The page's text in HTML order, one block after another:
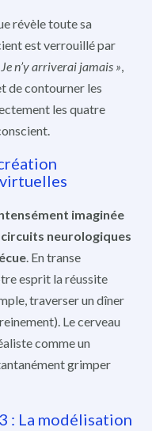
révèle toute sa
est verrouillé par
Je n’y arriverai jamais »,
de contourner les
les quatre
imaginée
neurologiques
. En transe
esprit la réussite
traverser un dîner
Le cerveau
comme un
grimper
: La modélisation